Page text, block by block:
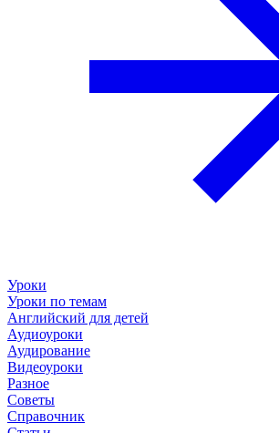
Уроки
Уроки по темам
Английский для детей
Аудиоуроки
Аудирование
Видеоуроки
Разное
Советы
Справочник